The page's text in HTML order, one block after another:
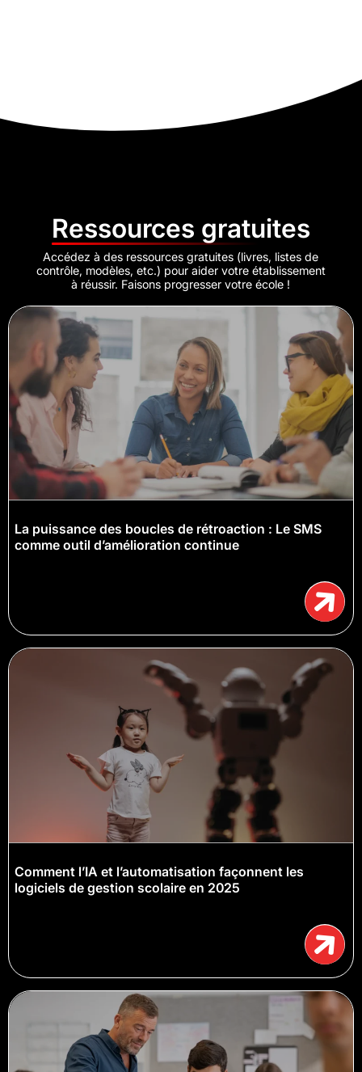
Ressources gratuites
Accédez à des ressources gratuites (livres, listes de
contrôle, modèles, etc.) pour aider votre établissement
à réussir. Faisons progresser votre école !
La puissance des boucles de rétroaction : Le SMS
comme outil d’amélioration continue
Comment l’IA et l’automatisation façonnent les
logiciels de gestion scolaire en 2025